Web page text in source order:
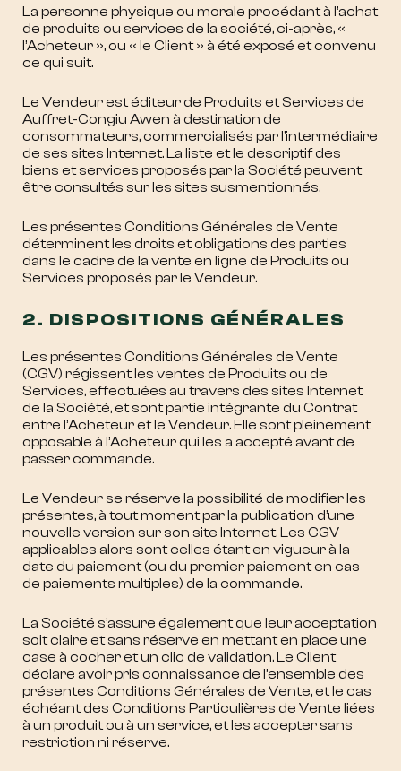
La personne physique ou morale procédant à l’achat
de produits ou services de la société, ci-après, «
l’Acheteur », ou « le Client » à été exposé et convenu
ce qui suit.
Le Vendeur est éditeur de Produits et Services de
Auffret-Congiu Awen à destination de
consommateurs, commercialisés par l’intermédiaire
de ses sites Internet. La liste et le descriptif des
biens et services proposés par la Société peuvent
être consultés sur les sites susmentionnés.
Les présentes Conditions Générales de Vente
déterminent les droits et obligations des parties
dans le cadre de la vente en ligne de Produits ou
Services proposés par le Vendeur.
2. DISPOSITIONS GÉNÉRALES
Les présentes Conditions Générales de Vente
(CGV) régissent les ventes de Produits ou de
Services, effectuées au travers des sites Internet
de la Société, et sont partie intégrante du Contrat
entre l’Acheteur et le Vendeur. Elle sont pleinement
opposable à l’Acheteur qui les a accepté avant de
passer commande.
Le Vendeur se réserve la possibilité de modifier les
présentes, à tout moment par la publication d’une
nouvelle version sur son site Internet. Les CGV
applicables alors sont celles étant en vigueur à la
date du paiement (ou du premier paiement en cas
de paiements multiples) de la commande.
La Société s’assure également que leur acceptation
soit claire et sans réserve en mettant en place une
case à cocher et un clic de validation. Le Client
déclare avoir pris connaissance de l’ensemble des
présentes Conditions Générales de Vente, et le cas
échéant des Conditions Particulières de Vente liées
à un produit ou à un service, et les accepter sans
restriction ni réserve.